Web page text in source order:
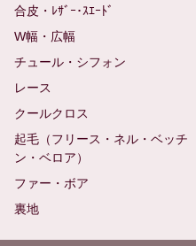
合皮・ﾚｻﾞｰ･ｽｴｰﾄﾞ
W幅・広幅
チュール・シフォン
レース
クールクロス
起毛（フリース・ネル・ベッチ
ン・ベロア）
ファー・ボア
裏地